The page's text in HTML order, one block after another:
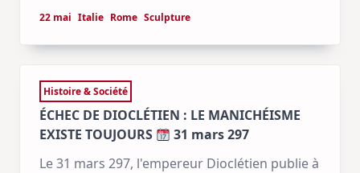
22 mai Italie Rome Sculpture
Histoire & Société
ÉCHEC DE DIOCLÉTIEN : LE MANICHÉISME
EXISTE TOUJOURS
31 mars 297
Le 31 mars 297, l'empereur Dioclétien publie à